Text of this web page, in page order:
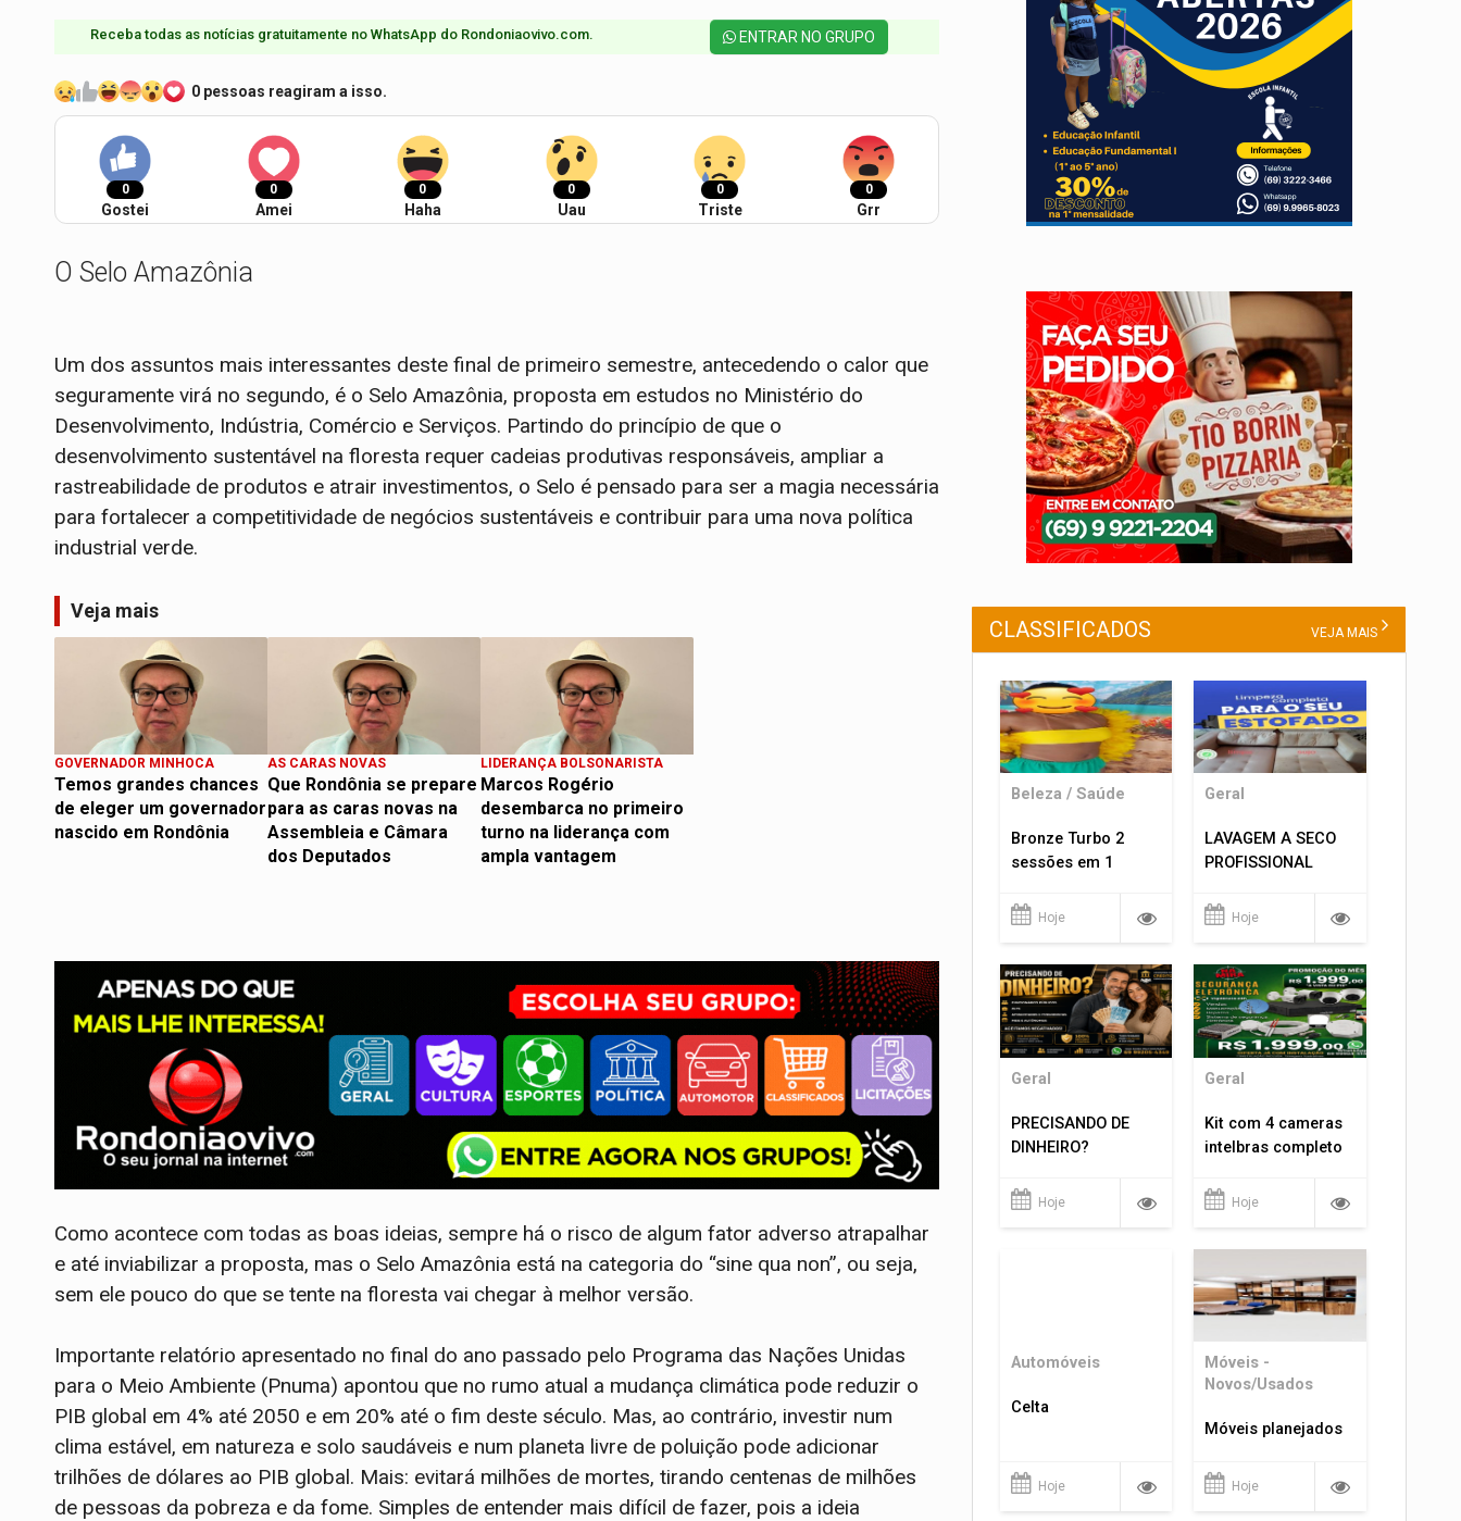
Receba todas as notícias gratuitamente no WhatsApp do Rondoniaovivo.com.​ ENTRAR NO GRUPO
0 pessoas reagiram a isso.
0
Gostei
0
Amei
0
Haha
0
Uau
0
Triste
0
Grr
O Selo Amazônia
Um dos assuntos mais interessantes deste final de primeiro semestre, antecedendo o calor que
seguramente virá no segundo, é o Selo Amazônia, proposta em estudos no Ministério do
Desenvolvimento, Indústria, Comércio e Serviços. Partindo do princípio de que o
desenvolvimento sustentável na floresta requer cadeias produtivas responsáveis, ampliar a
rastreabilidade de produtos e atrair investimentos, o Selo é pensado para ser a magia necessária
para fortalecer a competitividade de negócios sustentáveis e contribuir para uma nova política
industrial verde.
Veja mais
GOVERNADOR MINHOCA
Temos grandes chances
de eleger um governador
nascido em Rondônia
AS CARAS NOVAS
Que Rondônia se prepare
para as caras novas na
Assembleia e Câmara
dos Deputados
LIDERANÇA BOLSONARISTA
Marcos Rogério
desembarca no primeiro
turno na liderança com
ampla vantagem
Como acontece com todas as boas ideias, sempre há o risco de algum fator adverso atrapalhar
e até inviabilizar a proposta, mas o Selo Amazônia está na categoria do “sine qua non”, ou seja,
sem ele pouco do que se tente na floresta vai chegar à melhor versão.
Importante relatório apresentado no final do ano passado pelo Programa das Nações Unidas
para o Meio Ambiente (Pnuma) apontou que no rumo atual a mudança climática pode reduzir o
PIB global em 4% até 2050 e em 20% até o fim deste século. Mas, ao contrário, investir num
clima estável, em natureza e solo saudáveis e num planeta livre de poluição pode adicionar
trilhões de dólares ao PIB global. Mais: evitará milhões de mortes, tirando centenas de milhões
de pessoas da pobreza e da fome. Simples de entender mais difícil de fazer, pois a ideia
CLASSIFICADOS VEJA MAIS
Beleza / Saúde
Bronze Turbo 2
sessões em 1
Hoje
Geral
LAVAGEM A SECO
PROFISSIONAL
Hoje
Geral
PRECISANDO DE
DINHEIRO?
Hoje
Geral
Kit com 4 cameras
intelbras completo
Hoje
Automóveis
Celta
Hoje
Móveis -
Novos/Usados
Móveis planejados
Hoje